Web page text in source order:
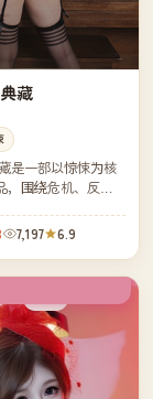
藏
是一部以惊悚为核
，围绕危机、反转
观看。
7,197 6.9